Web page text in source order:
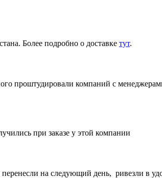
Более подробно о доставке тут.
проштудировали компаний с
при заказе у этой компании
на следующий день, ривезли в